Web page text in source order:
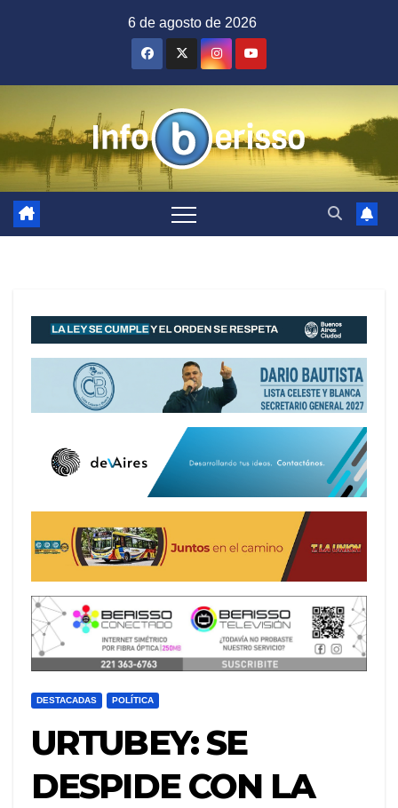
6 de agosto de 2026
DESTACADAS POLÍTICA
URTUBEY: SE
DESPIDE CON LA